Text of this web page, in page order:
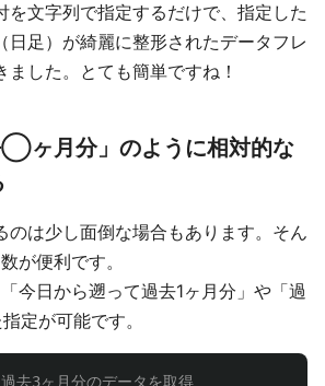
を文字列で指定するだけで、指定した
日足）が綺麗に整形されたデータフレ
ました。とても簡単ですね！
ヶ月分」のように相対的な
のは少し面倒な場合もあります。そん
が便利です。
今日から遡って過去1ヶ月分」や「過
定が可能です。